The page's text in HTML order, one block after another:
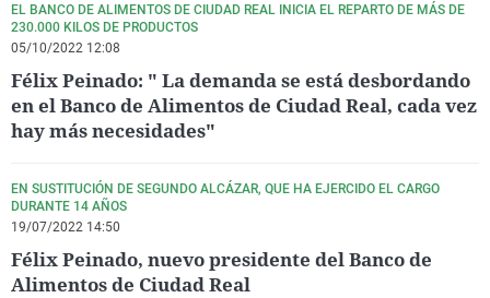
EL BANCO DE ALIMENTOS DE CIUDAD REAL INICIA EL REPARTO DE MÁS DE
230.000 KILOS DE PRODUCTOS
05/10/2022 12:08
Félix Peinado: " La demanda se está desbordando
en el Banco de Alimentos de Ciudad Real, cada vez
hay más necesidades"
EN SUSTITUCIÓN DE SEGUNDO ALCÁZAR, QUE HA EJERCIDO EL CARGO
DURANTE 14 AÑOS
19/07/2022 14:50
Félix Peinado, nuevo presidente del Banco de
Alimentos de Ciudad Real